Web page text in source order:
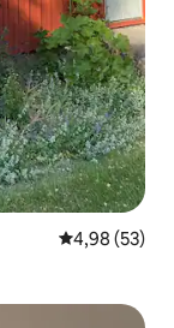
4,98 de uma
4,98 (53)